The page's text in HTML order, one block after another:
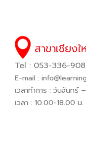
สาขาเชียงใ
Tel : 053-336-908
E-mail :
เวลาทำการ : วันจันทร์
เวลา : 10.00-18.00 น.